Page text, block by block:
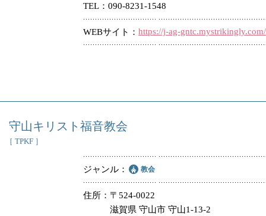
TEL 090-8231-1548
WEBサイト https://j-ag-gntc.mystrikingly.com/
守山キリスト福音教会
［ TPKF ］
ジャンル 教会
住所
〒524-0022
滋賀県 守山市 守山1-13-2